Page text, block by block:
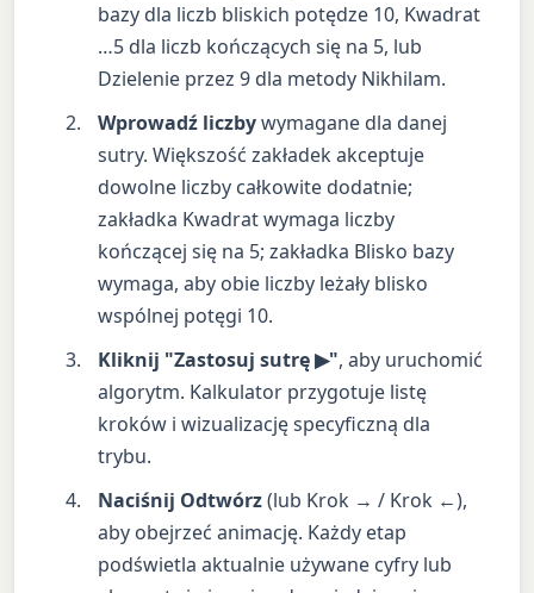
bazy dla liczb bliskich potędze 10, Kwadrat
…5 dla liczb kończących się na 5, lub
Dzielenie przez 9 dla metody Nikhilam.
Wprowadź liczbywymagane dla danej
sutry. Większość zakładek akceptuje
dowolne liczby całkowite dodatnie;
zakładka Kwadrat wymaga liczby
kończącej się na 5; zakładka Blisko bazy
wymaga, aby obie liczby leżały blisko
wspólnej potęgi 10.
Kliknij "Zastosuj sutrę ▶", aby uruchomić
algorytm. Kalkulator przygotuje listę
kroków i wizualizację specyficzną dla
trybu.
Naciśnij Odtwórz(lub Krok → / Krok ←),
aby obejrzeć animację. Każdy etap
podświetla aktualnie używane cyfry lub